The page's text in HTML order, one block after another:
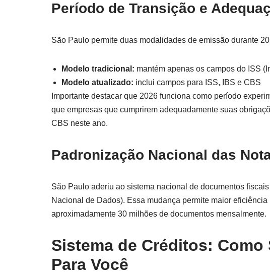
Período de Transição e
São Paulo permite duas modalidades de emissão durante
Modelo tradicional: mantém apenas os campos do ISS
Modelo atualizado: inclui campos para ISS, IBS e CBS
Importante destacar que 2026 funciona como período
que empresas que cumprirem adequadamente suas
CBS neste ano.
Padronização Nacional das
São Paulo aderiu ao sistema nacional de documentos
Nacional de Dados). Essa mudança permite maior
aproximadamente 30 milhões de documentos mensalmente.
Sistema de Créditos:
Para Você